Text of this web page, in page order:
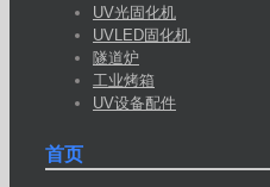
UV光固化机
UVLED固化机
隧道炉
工业烤箱
UV设备配件
首页